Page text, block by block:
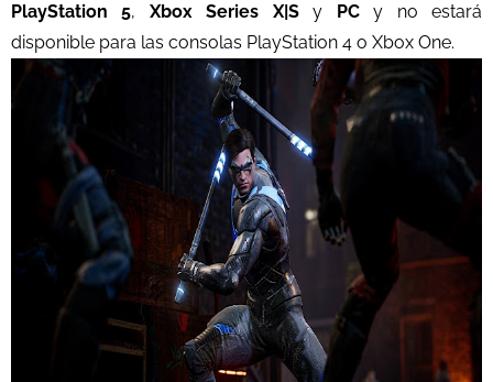
PlayStation 5, Xbox Series X|Sy PCy no estará
disponible para las consolas PlayStation 4 o Xbox One.